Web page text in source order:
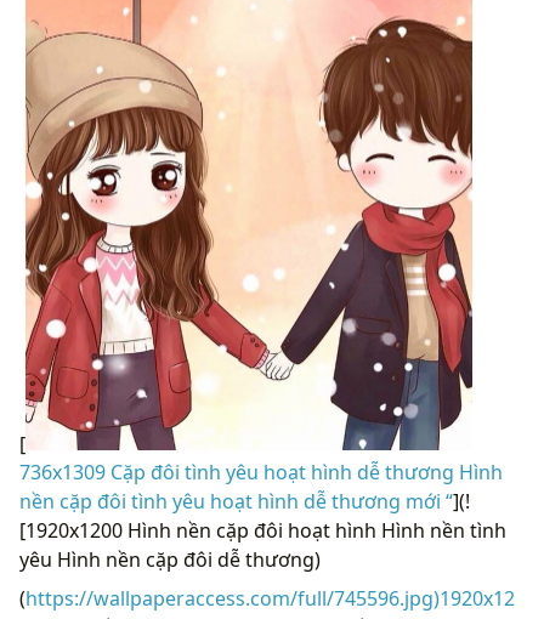
[
736x1309 Cặp đôi tình yêu hoạt hình dễ thương Hình
nền cặp đôi tình yêu hoạt hình dễ thương mới “](!
[1920x1200 Hình nền cặp đôi hoạt hình Hình nền tình
yêu Hình nền cặp đôi dễ thương)
(https://wallpaperaccess.com/full/745596.jpg)1920x12